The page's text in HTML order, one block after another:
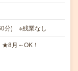
分) ※残業なし
月～OK！